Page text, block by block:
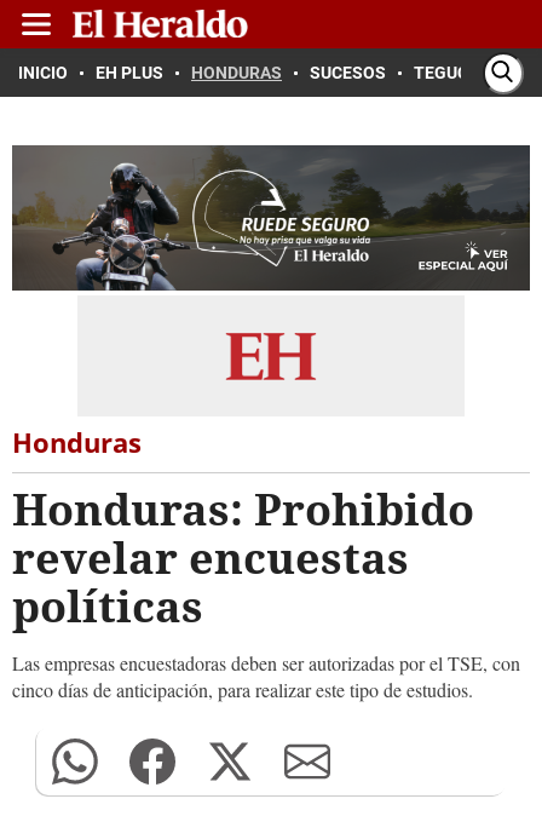
INICIO EH PLUS HONDURAS SUCESOS TEGUCIGALPA
Honduras
Honduras: Prohibido
revelar encuestas
políticas
Las empresas encuestadoras deben ser autorizadas por el TSE, con
cinco días de anticipación, para realizar este tipo de estudios.